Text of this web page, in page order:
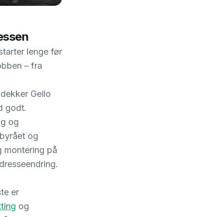
lenge før
– fra
Geilo
godt.
og
og
montering på
er
og